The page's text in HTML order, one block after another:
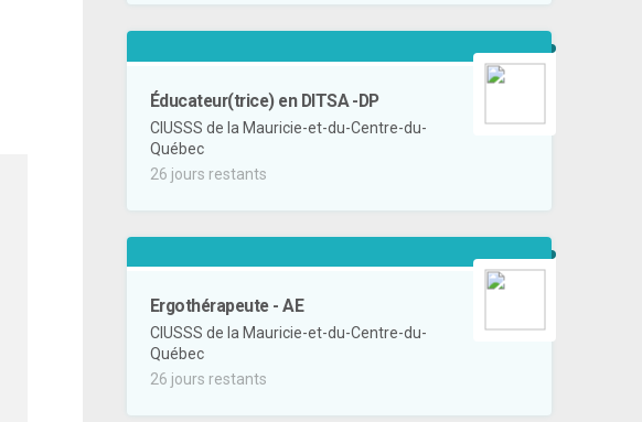
Éducateur(trice) en DITSA -DP
CIUSSS de la Mauricie-et-du-Centre-du-
Québec
26 jours restants
Ergothérapeute - AE
CIUSSS de la Mauricie-et-du-Centre-du-
Québec
26 jours restants